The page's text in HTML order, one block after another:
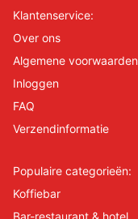
Klantenservice:
Over ons
Algemene voorwaarden
Inloggen
FAQ
Verzendinformatie
Populaire categorieën:
Koffiebar
Bar-restaurant & hotel